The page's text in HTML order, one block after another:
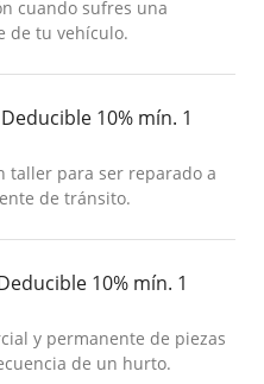
cuando sufres una
de tu vehículo.
Deducible 10% mín. 1
taller para ser reparado a
de tránsito.
10% mín. 1
y permanente de piezas
de un hurto.